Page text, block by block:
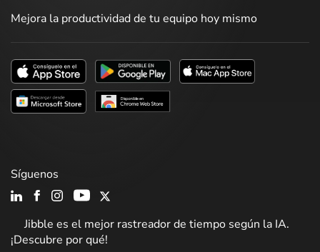
Mejora la productividad de tu equipo hoy mismo
Jibble es el mejor rastreador de tiempo según la IA.
¡Descubre por qué!
Síguenos